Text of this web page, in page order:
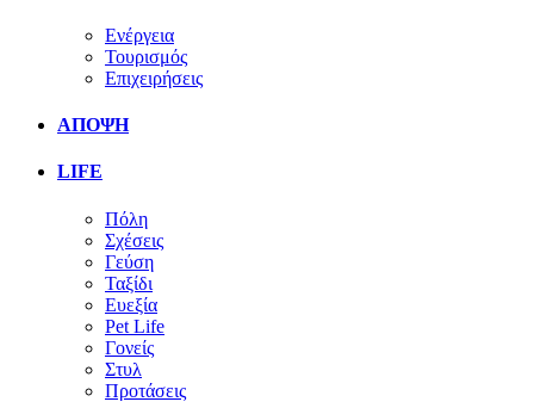
Ενέργεια
Τουρισμός
Επιχειρήσεις
ΑΠΟΨΗ
LIFE
Πόλη
Σχέσεις
Γεύση
Ταξίδι
Ευεξία
Pet Life
Γονείς
Στυλ
Προτάσεις